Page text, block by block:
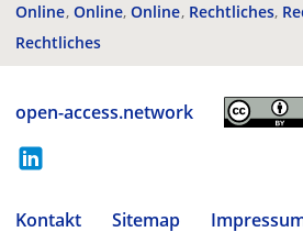
Online Online Online Rechtliches
Rechtliches
open-access.network
Kontakt Sitemap